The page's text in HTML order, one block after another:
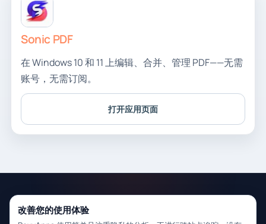
Sonic PDF
在 Windows 10 和 11 上编辑、合并、管理 PDF——无需
账号，无需订阅。
打开应用页面
改善您的使用体验
RoxyApps
实用的 Windows 桌面工具，并提供清晰
隐私